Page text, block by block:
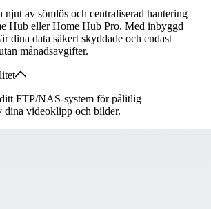
av sömlös och centraliserad hantering
Hub eller Home Hub Pro. Med inbyggd
dina data säkert skyddade och endast
månadsavgifter.
FTP/NAS-system för pålitlig
dina videoklipp och bilder.